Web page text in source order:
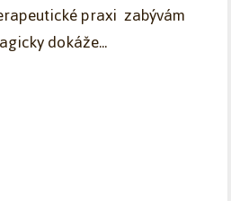
praxi zabývám
dokáže...